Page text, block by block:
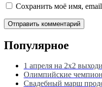
Сохранить моё имя,
Популярное
1 апреля на 2х2
Олимпийские
Свадебный марш